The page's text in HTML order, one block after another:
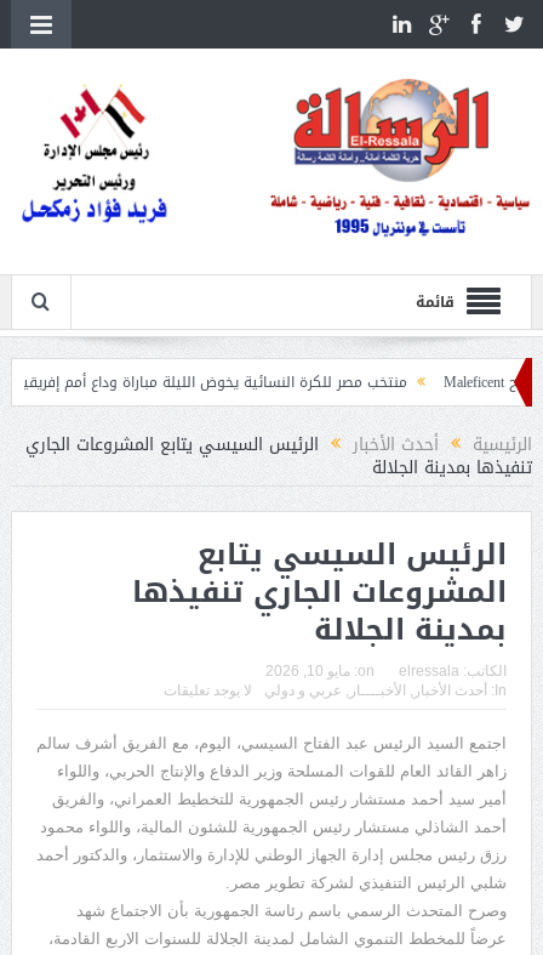
قائمة
منتخب مصر للكرة النسائية يخوض الليلة مباراة وداع أمم إفريقيا أمام نيجيريا
الرئيسية أحدث الأخبار الرئيس السيسي يتابع المشروعات الجاري
تنفيذها بمدينة الجلالة
الرئيس السيسي يتابع
المشروعات الجاري تنفيذها
بمدينة الجلالة
الكاتب: elressala
on: مايو 10, 2026
In:
أحدث الأخبار الأخبــــار عربي و دولي لا يوجد تعليقات
اجتمع السيد الرئيس عبد الفتاح السيسي، اليوم، مع الفريق أشرف سالم
زاهر القائد العام للقوات المسلحة وزير الدفاع والإنتاج الحربي، واللواء
أمير سيد أحمد مستشار رئيس الجمهورية للتخطيط العمراني، والفريق
أحمد الشاذلي مستشار رئيس الجمهورية للشئون المالية، واللواء محمود
رزق رئيس مجلس إدارة الجهاز الوطني للإدارة والاستثمار، والدكتور أحمد
شلبي الرئيس التنفيذي لشركة تطوير مصر.
وصرح المتحدث الرسمي باسم رئاسة الجمهورية بأن الاجتماع شهد
عرضاً للمخطط التنموي الشامل لمدينة الجلالة للسنوات الاربع القادمة،